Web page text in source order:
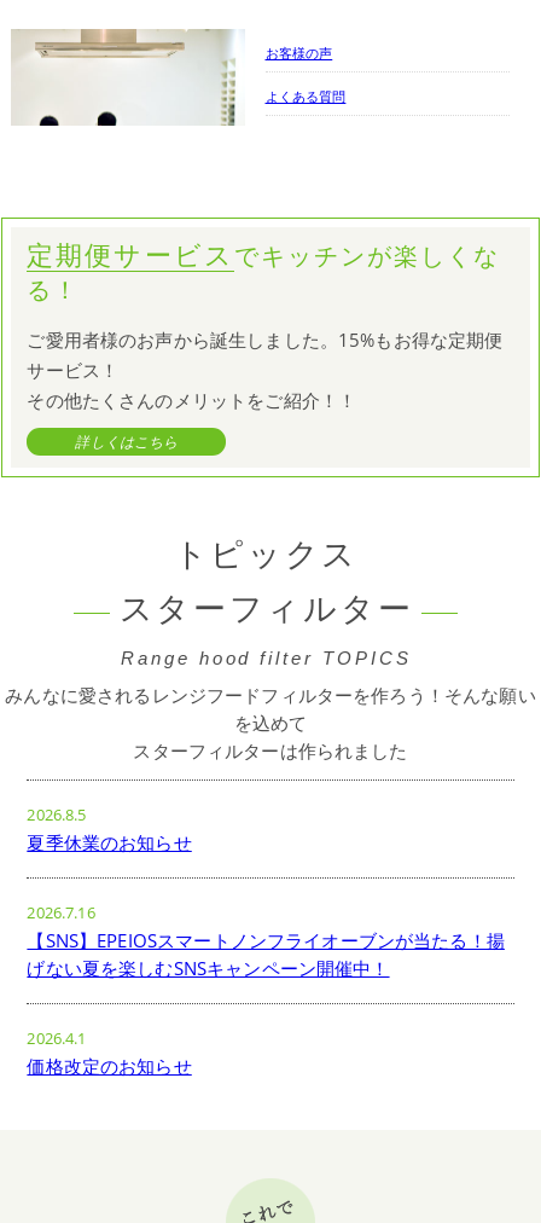
お客様の声
よくある質問
定期便サービス でキッチンが楽しくな
る！
ご愛用者様のお声から誕生しました。15%もお得な定期便
サービス！
その他たくさんのメリットをご紹介！！
詳しくはこちら
トピックス
スターフィルター
Range hood filter TOPICS
みんなに愛されるレンジフードフィルターを作ろう！そんな願い
を込めて
スターフィルターは作られました
2026.8.5
夏季休業のお知らせ
2026.7.16
【SNS】EPEIOSスマートノンフライオーブンが当たる！揚
げない夏を楽しむSNSキャンペーン開催中！
2026.4.1
価格改定のお知らせ
応援企画SNSキャンペーン開催中！